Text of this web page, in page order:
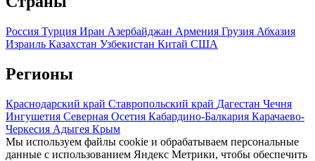
Россия Турция Иран Азербайджан Армения Грузия Абхазия
Израиль Казахстан Узбекистан Китай США
Регионы
Краснодарский край Ставропольский край Дагестан Чечня
Ингушетия Северная Осетия Кабардино-Балкария Карачаево-
Черкесия Адыгея Крым
Мы используем файлы cookie и обрабатываем персональные
данные с использованием Яндекс Метрики, чтобы обеспечить